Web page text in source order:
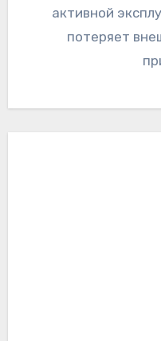
активной
потеряет